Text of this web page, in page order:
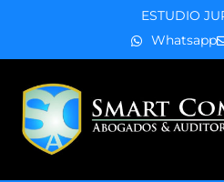
ESTUDIO
Whatsapp